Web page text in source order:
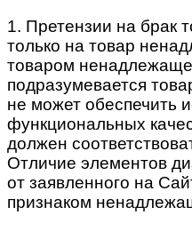
1. Претензии на брак
только на товар
товаром
подразумевается
не может обеспечить
функциональных
должен
Отличие элементов
от заявленного на
признаком